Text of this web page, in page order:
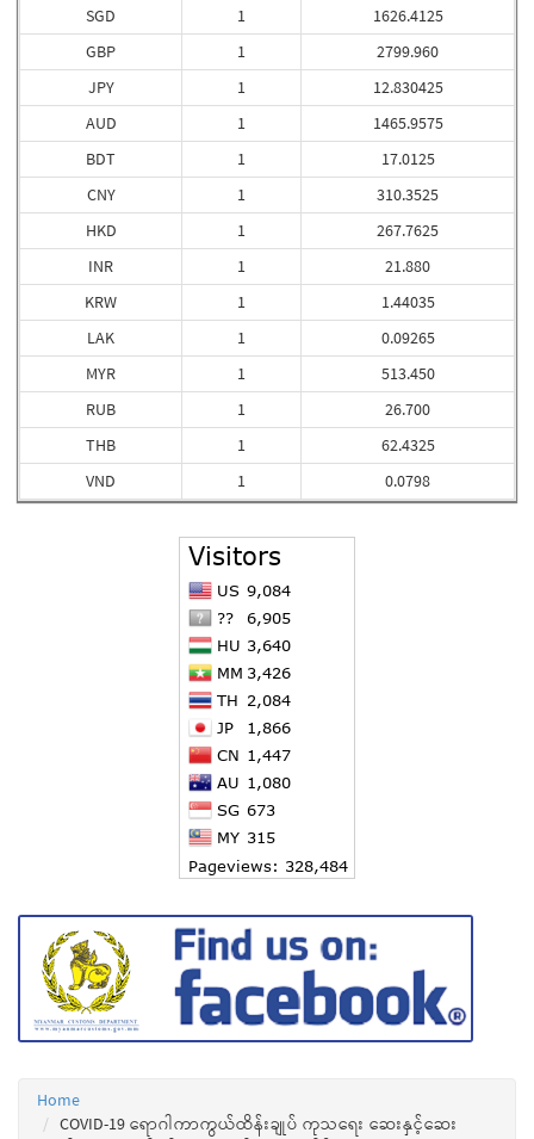
SGD
GBP
JPY
AUD
BDT
CNY
HKD
INR
KRW
LAK
MYR
RUB
THB
VND
1
1
1
1
1
1
1
1
1
1
1
1
1
1
1626.4125
2799.960
12.830425
1465.9575
17.0125
310.3525
267.7625
21.880
1.44035
0.09265
513.450
26.700
62.4325
0.0798
Home
COVID-19 ရောဂါကာကွယ်ထိန်းချုပ် ကုသရေး ဆေးနှင့်ဆေး